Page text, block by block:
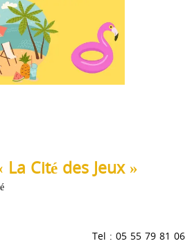
Cité des Jeux »
Tel : 05 55 79 81 06